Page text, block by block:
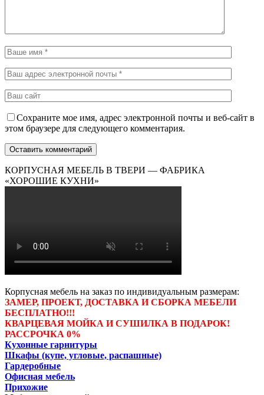
Сохраните мое имя, адрес электронной почты и веб-сайт в
этом браузере для следующего комментария.
КОРПУСНАЯ МЕБЕЛЬ В ТВЕРИ — ФАБРИКА
«ХОРОШИЕ КУХНИ»
Корпусная мебель на заказ по индивидуальным размерам:
ЗАМЕР, ПРОЕКТ, ДОСТАВКА И СБОРКА МЕБЕЛИ
БЕСПЛАТНО!!!
КВАРЦЕВАЯ МОЙКА И СУШИЛКА В ПОДАРОК!
РАССРОЧКА 0%
Кухонные гарнитуры
Шкафы (купе, угловые, распашные)
Гардеробные
Офисная мебель
Прихожие